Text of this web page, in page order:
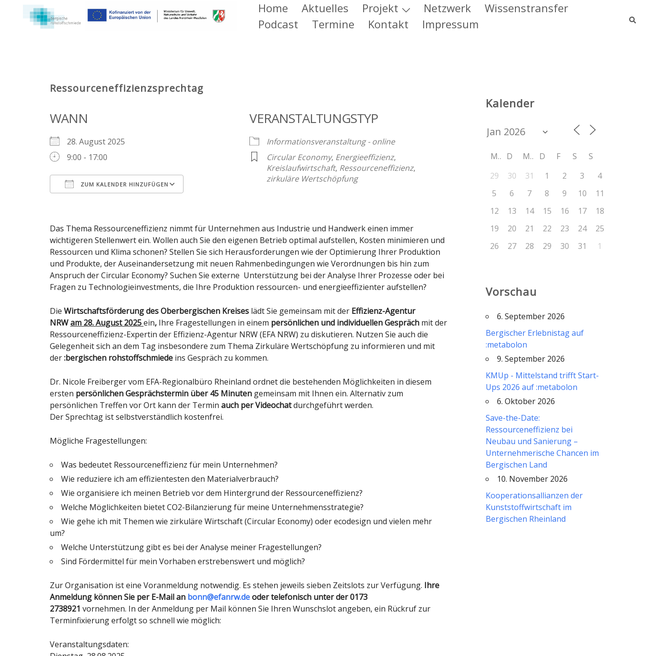
Home Aktuelles Projekt Netzwerk
Wissenstransfer
Podcast
Termine Kontakt Impressum
Ressourceneffizienzsprechtag
WANN
28. August 2025
9:00 - 17:00
ZUM KALENDER HINZUFÜGEN
VERANSTALTUNGSTYP
Informationsveranstaltung - online
Circular Economy, Energieeffizienz,
Kreislaufwirtschaft, Ressourceneffizienz,
zirkuläre Wertschöpfung
Das Thema Ressourceneffizienz nimmt für Unternehmen aus Industrie und Handwerk einen immer
wichtigeren Stellenwert ein. Wollen auch Sie den eigenen Betrieb optimal aufstellen, Kosten minimieren und
Ressourcen und Klima schonen? Stellen Sie sich Herausforderungen wie der Optimierung Ihrer Produktion
und Produkte, der Auseinandersetzung mit neuen Rahmenbedingungen wie Verordnungen bis hin zum
Anspruch der Circular Economy? Suchen Sie externe Unterstützung bei der Analyse Ihrer Prozesse oder bei
Fragen zu Technologieinvestments, die Ihre Produktion ressourcen- und energieeffizienter aufstellen?
Die Wirtschaftsförderung des Oberbergischen Kreises lädt Sie gemeinsam mit der Effizienz-Agentur
NRWam 28. August 2025ein, Ihre Fragestellungen in einem persönlichen und individuellen Gespräch mit der
Ressourceneffizienz-Expertin der Effizienz-Agentur NRW (EFA NRW) zu diskutieren. Nutzen Sie auch die
Gelegenheit sich an dem Tag insbesondere zum Thema Zirkuläre Wertschöpfung zu informieren und mit
der:bergischen rohstoffschmiede ins Gespräch zu kommen.
Dr. Nicole Freiberger vom EFA-Regionalbüro Rheinland ordnet die bestehenden Möglichkeiten in diesem
ersten persönlichen Gesprächstermin über 45 Minuten gemeinsam mit Ihnen ein. Alternativ zum
persönlichen Treffen vor Ort kann der Termin auch per Videochatdurchgeführt werden.
Der Sprechtag ist selbstverständlich kostenfrei.
Mögliche Fragestellungen:
Was bedeutet Ressourceneffizienz für mein Unternehmen?
Wie reduziere ich am effizientesten den Materialverbrauch?
Wie organisiere ich meinen Betrieb vor dem Hintergrund der Ressourceneffizienz?
Welche Möglichkeiten bietet CO2-Bilanzierung für meine Unternehmensstrategie?
Wie gehe ich mit Themen wie zirkuläre Wirtschaft (Circular Economy) oder ecodesign und vielen mehr
um?
Welche Unterstützung gibt es bei der Analyse meiner Fragestellungen?
Sind Fördermittel für mein Vorhaben erstrebenswert und möglich?
Zur Organisation ist eine Voranmeldung notwendig. Es stehen jeweils sieben Zeitslots zur Verfügung. Ihre
Anmeldung können Sie per E-Mail an bonn@efanrw.deodertelefonisch unter der 0173
2738921 vornehmen. In der Anmeldung per Mail können Sie Ihren Wunschslot angeben, ein Rückruf zur
Terminfixierung erfolgt so schnell wie möglich:
Veranstaltungsdaten:
Kalender
M D M D F S
S
29
30 31 1 2 3
4
5
6 7 8 9 10
11
12
13 14 15 16 17
18
19
20 21 22 23 24
25
26
27 28 29 30 31 1
Vorschau
6. September 2026
Bergischer Erlebnistag auf
:metabolon
9. September 2026
KMUp - Mittelstand trifft Start-
Ups 2026 auf :metabolon
6. Oktober 2026
Save-the-Date:
Ressourceneffizienz bei
Neubau und Sanierung –
Unternehmerische Chancen im
Bergischen Land
10. November 2026
Kooperationsallianzen der
Kunststoffwirtschaft im
Bergischen Rheinland